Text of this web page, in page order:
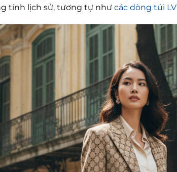
tính lịch sử, tương tự như các dòng túi LV